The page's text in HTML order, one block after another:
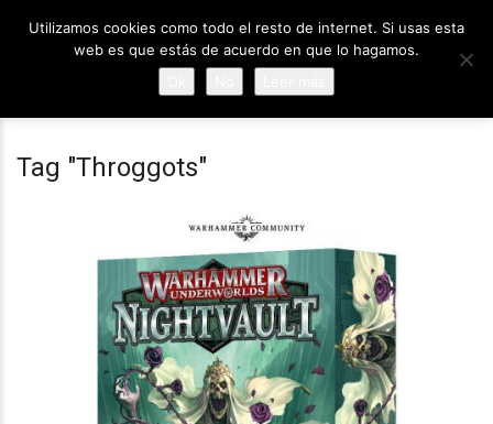
Tag "Throggots"
Utilizamos cookies como todo el resto de internet. Si usas esta
web es que estás de acuerdo en que lo hagamos.